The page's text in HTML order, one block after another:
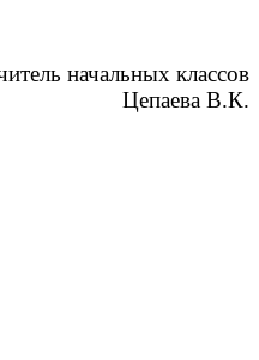
начальных классов
Цепаева В.К.